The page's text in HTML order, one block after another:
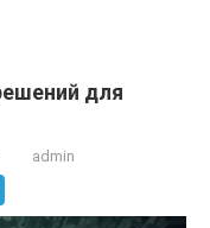
для
admin